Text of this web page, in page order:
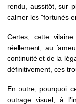
rendu, aussitôt, sur
calmer les "fortunés
Certes, cette
réellement, au
continuité et de la
définitivement, ces
En outre, pourquoi
outrage visuel, à